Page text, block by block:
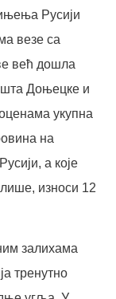
Русији
везе са
већ дошла
Доњецке и
укупна
на
а које
износи 12
залихама
тренутно